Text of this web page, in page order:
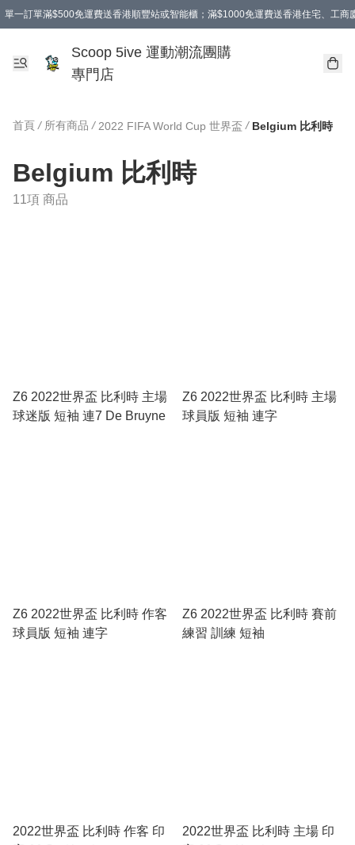
單一訂單滿$500免運費送香港順豐站或智能櫃；滿$1000免運費送香港住宅、工商
Scoop 5ive 運動潮流團購
專門店
首頁 / 所有商品 / 2022 FIFA World Cup 世界盃 / Belgium 比利時
Belgium 比利時
11項 商品
Z6 2022世界盃 比利時 主場
球迷版 短袖 連7 De Bruyne
Z6 2022世界盃 比利時 主場
球員版 短袖 連字
Z6 2022世界盃 比利時 作客
球員版 短袖 連字
Z6 2022世界盃 比利時 賽前
練習 訓練 短袖
2022世界盃 比利時 作客 印
2022世界盃 比利時 主場 印